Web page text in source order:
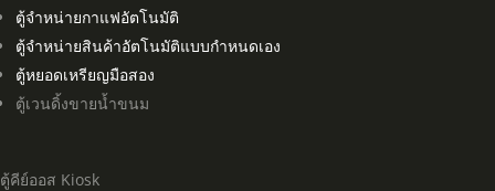
ตู้จำหน่ายกาแฟอัตโนมัติ
ตู้จำหน่ายสินค้าอัตโนมัติแบบกำหนดเอง
ตู้หยอดเหรียญมือสอง
ตู้เวนดิ้งขายน้ำขนม
ตู้คีย์ออส Kiosk